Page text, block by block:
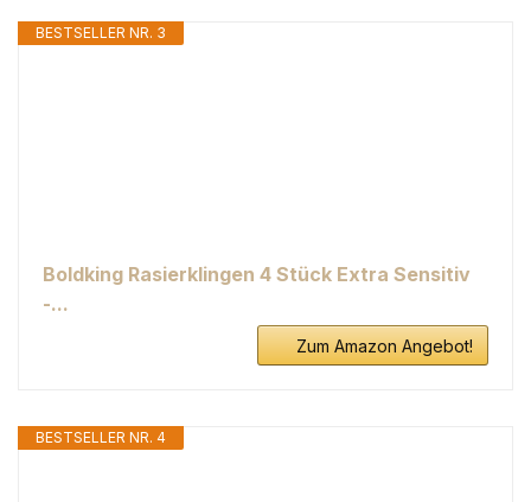
BESTSELLER NR. 3
Boldking Rasierklingen 4 Stück Extra Sensitiv
-...
Zum Amazon Angebot!
BESTSELLER NR. 4